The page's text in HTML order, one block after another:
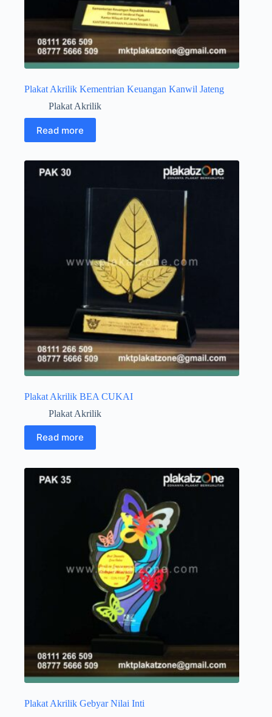
Plakat Akrilik Kementrian Keuangan Kanwil Jateng
Plakat Akrilik
Read more
Plakat Akrilik BEA CUKAI
Plakat Akrilik
Read more
Plakat Akrilik Gebyar Nilai Inti